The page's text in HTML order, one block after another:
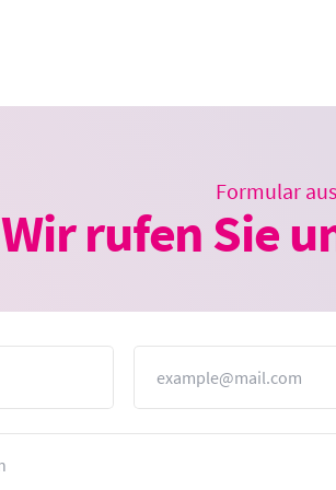
Formular
Wir rufen Sie